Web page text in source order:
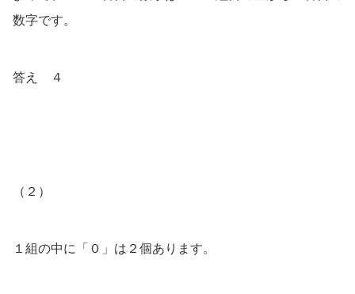
数字です。
答え ４
（２）
１組の中に「０」は２個あります。